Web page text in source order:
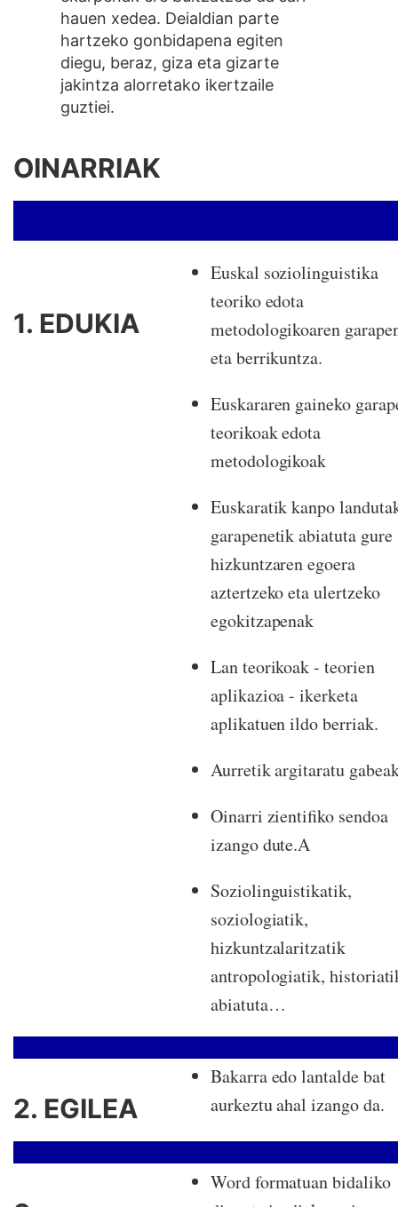
hauen xedea. Deialdian parte
hartzeko gonbidapena egiten
diegu, beraz, giza eta gizarte
jakintza alorretako ikertzaile
guztiei.
OINARRIAK
1. EDUKIA
Euskal soziolinguistika
teoriko edota
metodologikoaren
eta berrikuntza.
Euskararen gaineko
teorikoak edota
metodologikoak
Euskaratik kanpo
garapenetik abiatuta gure
hizkuntzaren egoera
aztertzeko eta ulertzeko
egokitzapenak
Lan teorikoak - teorien
aplikazioa - ikerketa
aplikatuen ildo berriak.
Aurretik argitaratu
Oinarri zientifiko sendoa
izango dute.A
Soziolinguistikatik,
soziologiatik,
hizkuntzalaritzatik
antropologiatik,
abiatuta…
2. EGILEA
Bakarra edo lantalde bat
aurkeztu ahal izango da.
Word formatuan bidaliko